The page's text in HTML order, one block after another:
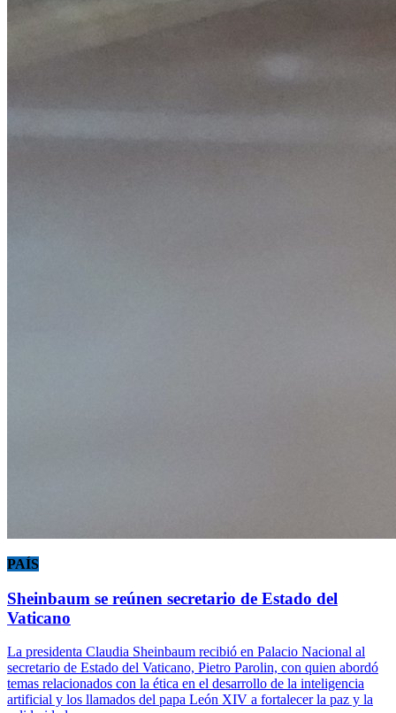
PAÍS
Sheinbaum se reúnen secretario de Estado del
Vaticano
La presidenta Claudia Sheinbaum recibió en Palacio Nacional al
secretario de Estado del Vaticano, Pietro Parolin, con quien abordó
temas relacionados con la ética en el desarrollo de la inteligencia
artificial y los llamados del papa León XIV a fortalecer la paz y la